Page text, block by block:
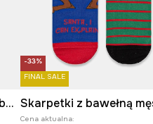
Skarpety 2-pack męskie z bawełną z motywem zwierzęcym
-33%
FINAL SALE
Cena aktualna: